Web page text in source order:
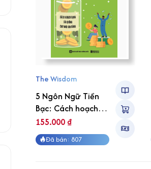
The Wisdom
5 Ngôn Ngữ Tiền
Bạc: Cách hoạch
định tài chính cho
mọi gia đình
155.000₫
Đã bán: 807